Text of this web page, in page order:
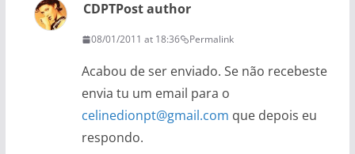
CDPTPost author
08/01/2011 at 18:36 Permalink
Acabou de ser enviado. Se não recebeste
envia tu um email para o
celinedionpt@gmail.com que depois eu
respondo.